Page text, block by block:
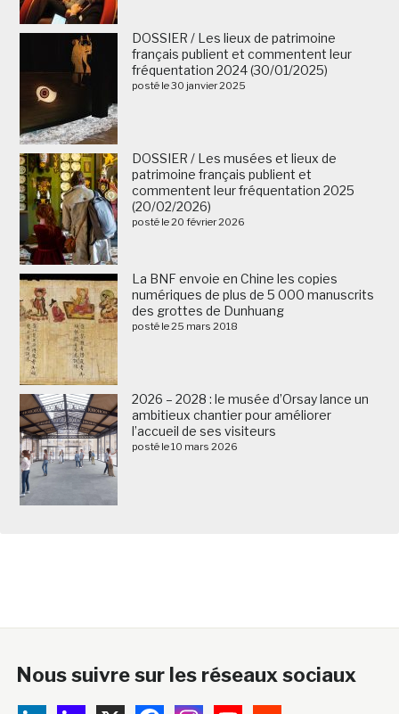
DOSSIER / Les lieux de patrimoine
français publient et commentent leur
fréquentation 2024 (30/01/2025)
posté le 30 janvier 2025
DOSSIER / Les musées et lieux de
patrimoine français publient et
commentent leur fréquentation 2025
(20/02/2026)
posté le 20 février 2026
La BNF envoie en Chine les copies
numériques de plus de 5 000 manuscrits
des grottes de Dunhuang
posté le 25 mars 2018
2026 – 2028 : le musée d’Orsay lance un
ambitieux chantier pour améliorer
l’accueil de ses visiteurs
posté le 10 mars 2026
Nous suivre sur les réseaux sociaux